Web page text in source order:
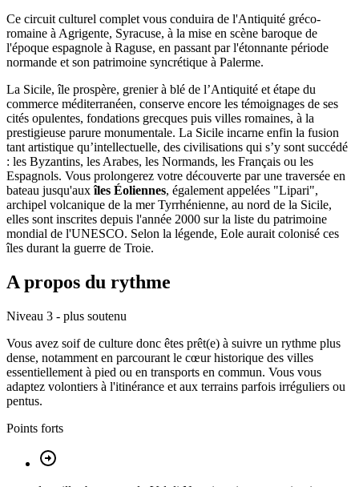
Ce circuit culturel complet vous conduira de l'Antiquité gréco-
romaine à Agrigente, Syracuse, à la mise en scène baroque de
l'époque espagnole à Raguse, en passant par l'étonnante période
normande et son patrimoine syncrétique à Palerme.
La Sicile, île prospère, grenier à blé de l’Antiquité et étape du
commerce méditerranéen, conserve encore les témoignages de ses
cités opulentes, fondations grecques puis villes romaines, à la
prestigieuse parure monumentale. La Sicile incarne enfin la fusion
tant artistique qu’intellectuelle, des civilisations qui s’y sont succédé
: les Byzantins, les Arabes, les Normands, les Français ou les
Espagnols. Vous prolongerez votre découverte par une traversée en
bateau jusqu'auxîles Éoliennes, également appelées "Lipari",
archipel volcanique de la mer Tyrrhénienne, au nord de la Sicile,
elles sont inscrites depuis l'année 2000 sur la liste du patrimoine
mondial de l'UNESCO. Selon la légende, Eole aurait colonisé ces
îles durant la guerre de Troie.
A propos du rythme
Niveau 3 - plus soutenu
Vous avez soif de culture donc êtes prêt(e) à suivre un rythme plus
dense, notamment en parcourant le cœur historique des villes
essentiellement à pied ou en transports en commun. Vous vous
adaptez volontiers à l'itinérance et aux terrains parfois irréguliers ou
pentus.
Points forts